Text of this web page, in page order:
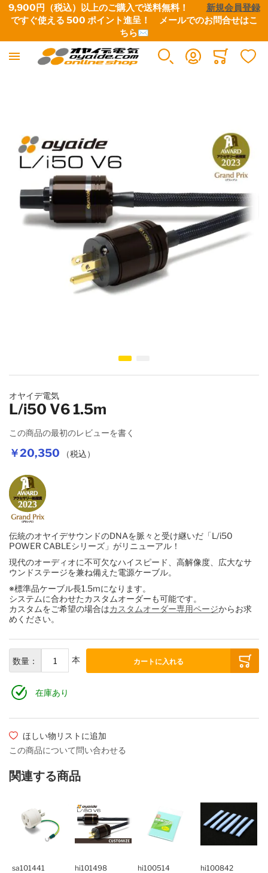
9,900円（税込）以上のご購入で送料無料！ 新規会員登録
ですぐ使える 500 ポイント進呈！ メールでのお問合せはこ
ちら✉
楽器用ケーブル
ベース向けケーブル
キーボード・シンセサイザー向けケーブル
DJ用ケーブル
デジタルケーブル
各種コネクター
1/4フォーンプラグ
3.5ステレオミニプラグ
切り売りケーブル
楽器用ケーブル
機器用内部配線材
イメージギャラリーの最初に移動する
オヤイデ電気
L/i50 V6 1.5m
この商品の最初のレビューを書く
￥20,350 （税込）
伝統のオヤイデサウンドのDNAを脈々と受け継いだ「L/i50
POWER CABLEシリーズ」がリニューアル！
現代のオーディオに不可欠なハイスピード、高解像度、広大なサ
ウンドステージを兼ね備えた電源ケーブル。
※標準品ケーブル長1.5mになります。
システムに合わせたカスタムオーダーも可能です。
カスタムをご希望の場合はカスタムオーダー専用ページからお求
めください。
数量： 本 カートに入れる
在庫あり
ほしい物リストに追加
この商品について問い合わせる
関連する商品
sa101441
hi101498
hi100514
hi100842